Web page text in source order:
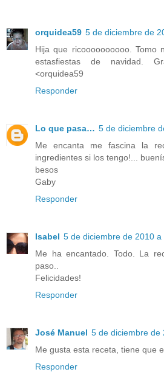
orquidea59 5 de diciembre de
Hija que ricoooooooooo. Tomo
estasfiestas de navidad.
<orquidea59
Responder
Lo que pasa… 5 de diciembre
Me encanta me fascina la
ingredientes si los tengo!...
besos
Gaby
Responder
Isabel 5 de diciembre de 2010 a
Me ha encantado. Todo. La
paso..
Felicidades!
Responder
José Manuel 5 de diciembre de
Me gusta esta receta, tiene que
Responder